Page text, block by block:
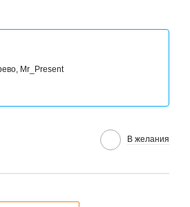
Mr_Present
В желания